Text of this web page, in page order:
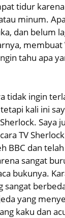
tidur
minum.
dan belum
membuat
tahu apa
tidak ingin
kali ini
Saya
TV
BBC dan
sangat
bukunya.
sangat
yang
kaku dan